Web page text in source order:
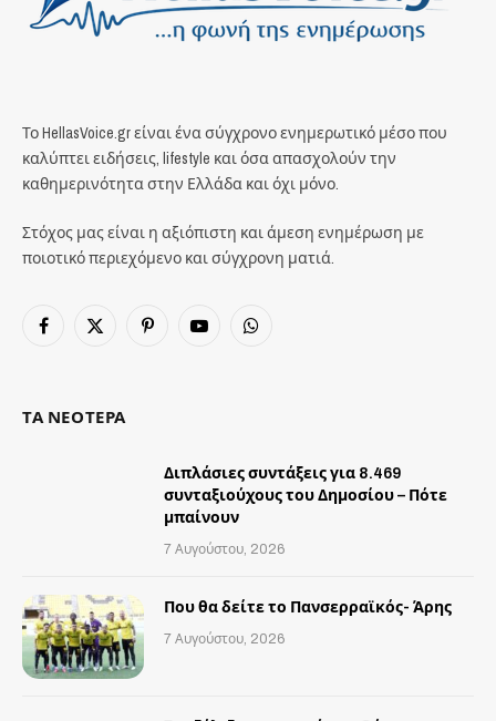
Το HellasVoice.gr είναι ένα σύγχρονο ενημερωτικό μέσο που
καλύπτει ειδήσεις, lifestyle και όσα απασχολούν την
καθημερινότητα στην Ελλάδα και όχι μόνο.
Στόχος μας είναι η αξιόπιστη και άμεση ενημέρωση με
ποιοτικό περιεχόμενο και σύγχρονη ματιά.
Facebook
X
PinterestYouTubeWhatsApp
ΤΑ ΝΕΟΤΕΡΑ
Διπλάσιες συντάξεις για 8.469
συνταξιούχους του Δημοσίου – Πότε
μπαίνουν
7 Αυγούστου, 2026
Που θα δείτε το Πανσερραϊκός- Άρης
7 Αυγούστου, 2026